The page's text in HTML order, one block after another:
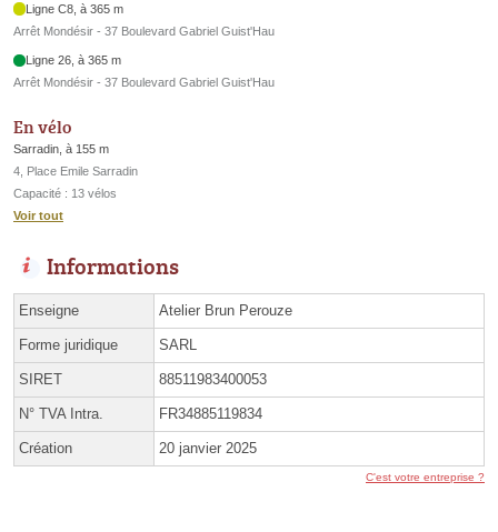
Ligne C8, à 365 m
Arrêt Mondésir - 37 Boulevard Gabriel Guist'Hau
Ligne 26, à 365 m
Arrêt Mondésir - 37 Boulevard Gabriel Guist'Hau
En vélo
Sarradin, à 155 m
4, Place Emile Sarradin
Capacité : 13 vélos
Voir tout
Informations
Enseigne Atelier Brun Perouze
Forme juridique SARL
SIRET 88511983400053
N° TVA Intra. FR34885119834
Création 20 janvier 2025
C'est votre entreprise ?